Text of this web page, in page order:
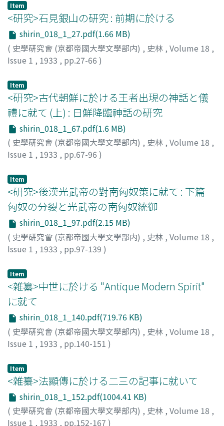
Item
<研究>石見銀山の研究 : 前期に於ける
shirin_018_1_27.pdf(1.66 MB)
( 史學硏究會 (京都帝國大學文學部内) , 史林 , Volume 18 ,
Issue 1 , 1933 , pp.27-66 )
Item
<研究>古代朝鮮に於ける王者出現の神話と儀
禮に就て (上) : 日鮮降臨神話の研究
shirin_018_1_67.pdf(1.6 MB)
( 史學硏究會 (京都帝國大學文學部内) , 史林 , Volume 18 ,
Issue 1 , 1933 , pp.67-96 )
Item
<研究>後漢光武帝の對南匈奴策に就て : 下篇
匈奴の分裂と光武帝の南匈奴統御
shirin_018_1_97.pdf(2.15 MB)
( 史學硏究會 (京都帝國大學文學部内) , 史林 , Volume 18 ,
Issue 1 , 1933 , pp.97-139 )
Item
<雑纂>中世に於ける "Antique Modern Spirit"
に就て
shirin_018_1_140.pdf(719.76 KB)
( 史學硏究會 (京都帝國大學文學部内) , 史林 , Volume 18 ,
Issue 1 , 1933 , pp.140-151 )
Item
<雑纂>法顯傳に於ける二三の記事に就いて
shirin_018_1_152.pdf(1004.41 KB)
( 史學硏究會 (京都帝國大學文學部内) , 史林 , Volume 18 ,
Issue 1 , 1933 , pp.152-167 )